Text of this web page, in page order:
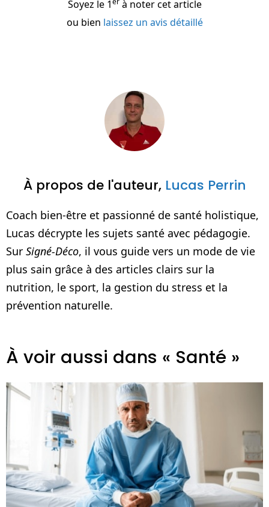
Soyez le 1
à noter cet article
ou bien laissez un avis détaillé
À propos de l'auteur, Lucas Perrin
Coach bien-être et passionné de santé holistique,
Lucas décrypte les sujets santé avec pédagogie.
Sur Signé-Déco, il vous guide vers un mode de vie
plus sain grâce à des articles clairs sur la
nutrition, le sport, la gestion du stress et la
prévention naturelle.
À voir aussi dans « Santé »